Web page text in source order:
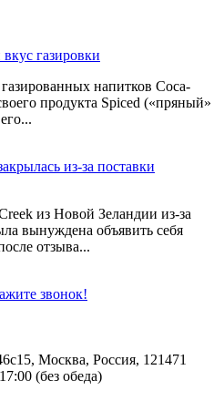
газировки
напитков Coca-
продукта Spiced («пряный»
из-за поставки
из Новой Зеландии из-за
вынуждена объявить себя
отзыва...
звонок!
Москва, Россия, 121471
(без обеда)